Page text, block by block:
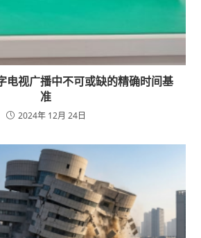
电视广播中不可或缺的精确时间基
准
2024年 12月 24日